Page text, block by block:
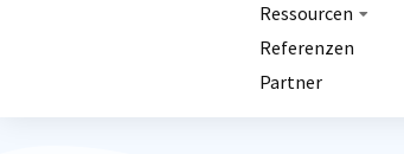
Ressourcen
Referenzen
Partner